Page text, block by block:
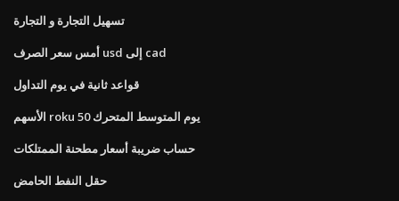
تسهيل التجارة و التجارة
أمس سعر الصرف usd إلى cad
قواعد ثانية في يوم التداول
الأسهم roku 50 يوم المتوسط ​​المتحرك
حساب ضريبة أسعار مطحنة الممتلكات
حقل النفط الحامض